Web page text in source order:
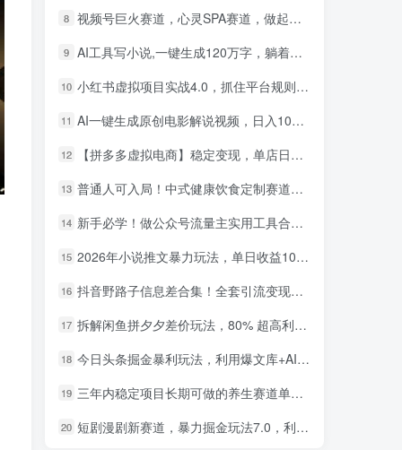
8 视频号巨火赛道，心灵SPA赛道，做起来超简单，每天收益800+！
9 AI工具写小说,一键生成120万字，躺着也能赚，月入2w+！
10 小红书虚拟项目实战4.0，抓住平台规则调整，单店日入500+！
11 AI一键生成原创电影解说视频，日入1000+！
12 【拼多多虚拟电商】稳定变现，单店日利润500+，软件挂机全自动发货，轻松实现月入1w+！
13 普通人可入局！中式健康饮食定制赛道，AI 十分钟做爆款，变现超给力
14 新手必学！做公众号流量主实用工具合集，从选题到变现，一篇搞定（新手必备）
15 2026年小说推文暴力玩法，单日收益1000+，小白看完即可上手
16 抖音野路子信息差合集！全套引流变现玩法，保姆级拆解
17 拆解闲鱼拼夕夕差价玩法，80% 超高利润，日入轻松过千
18 今日头条掘金暴利玩法，利用爆文库+AI辅助，轻松矩阵、当天起号，简单粗暴，日入1000+
19 三年内稳定项目长期可做的养生赛道单条视频收入2200
20 短剧漫剧新赛道，暴力掘金玩法7.0，利用最权威的去重技术，号称单日可收益最高1w+
1 小红书卖英语考研资料，客单价9.9，250天卖了16w!
2 AI生成国风武侠故事，狂撸分成视频收益，轻松日入1000+【可多平台分发】！
3 小红书卖职场PPT，367天卖了6位数，从0-1全流程讲解
4 小红书评论区评论截图，一分钟2条，日入几千，多劳多得!
5 小红书卖电影风格提示词，客单价29，50多天卖了790单，小白直接抄作业！